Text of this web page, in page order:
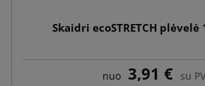
Skaidri ecoSTRETCH plėvelė
nuo 3,91 € su